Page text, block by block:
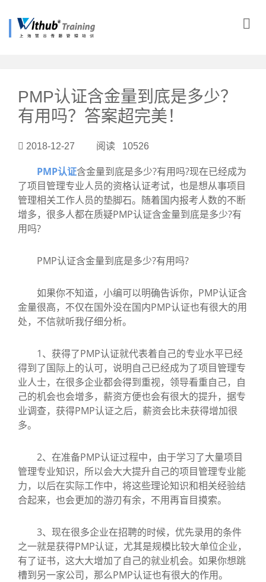
PMP认证含金量到底是多少？
有用吗？答案超完美！
2018-12-27 阅读 10526
PMP认证含金量到底是多少?有用吗?现在已经成为
了项目管理专业人员的资格认证考试，也是想从事项目
管理相关工作人员的垫脚石。随着国内报考人数的不断
增多，很多人都在质疑PMP认证含金量到底是多少?有
用吗?
PMP认证含金量到底是多少?有用吗?
如果你不知道，小编可以明确告诉你，PMP认证含
金量很高，不仅在国外没在国内PMP认证也有很大的用
处，不信就听我仔细分析。
1、获得了PMP认证就代表着自己的专业水平已经
得到了国际上的认可，说明自己已经成为了项目管理专
业人士，在很多企业都会得到重视，领导看重自己，自
己的机会也会增多，薪资方便也会有很大的提升，据专
业调查，获得PMP认证之后，薪资会比未获得增加很
多。
2、在准备PMP认证过程中，由于学习了大量项目
管理专业知识，所以会大大提升自己的项目管理专业能
力，以后在实际工作中，将这些理论知识和相关经验结
合起来，也会更加的游刃有余，不用再盲目摸索。
3、现在很多企业在招聘的时候，优先录用的条件
之一就是获得PMP认证，尤其是规模比较大单位企业，
有了证书，这大大增加了自己的就业机会。如果你想跳
槽到另一家公司，那么PMP认证也有很大的作用。